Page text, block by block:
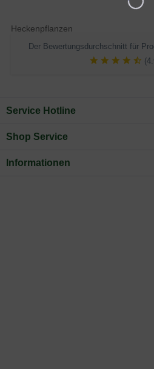
Heckenpflanzen
Der Bewertungsdurchschnitt für
Service Hotline
Shop Service
Informationen